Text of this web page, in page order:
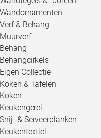
Wandornamenten
Verf & Behang
Muurverf
Behang
Behangcirkels
Eigen Collectie
Koken & Tafelen
Koken
Keukengerei
Snij- & Serveerplanken
Keukentextiel